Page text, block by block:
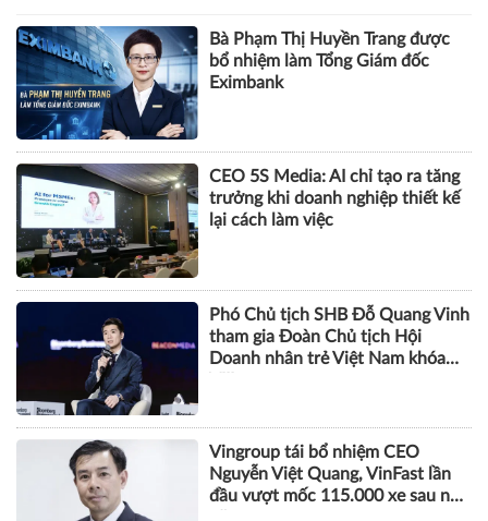
Bà Phạm Thị Huyền Trang được
bổ nhiệm làm Tổng Giám đốc
Eximbank
CEO 5S Media: AI chỉ tạo ra tăng
trưởng khi doanh nghiệp thiết kế
lại cách làm việc
Phó Chủ tịch SHB Đỗ Quang Vinh
tham gia Đoàn Chủ tịch Hội
Doanh nhân trẻ Việt Nam khóa
Vingroup tái bổ nhiệm CEO
Nguyễn Việt Quang, VinFast lần
đầu vượt mốc 115.000 xe sau nửa